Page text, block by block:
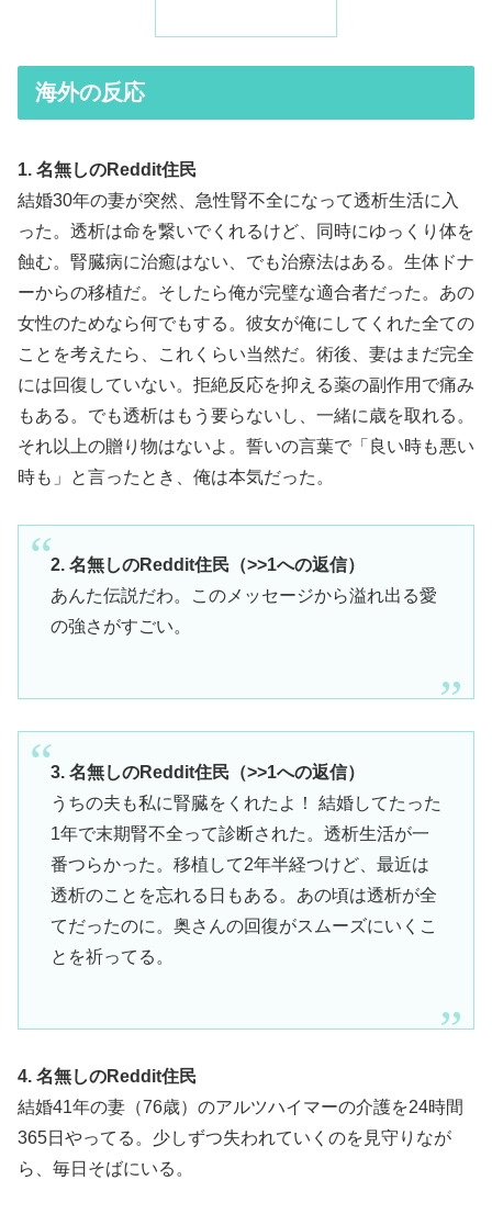
海外の反応
1. 名無しのReddit住民
結婚30年の妻が突然、急性腎不全になって透析生活に入
った。透析は命を繋いでくれるけど、同時にゆっくり体を
蝕む。腎臓病に治癒はない、でも治療法はある。生体ドナ
ーからの移植だ。そしたら俺が完璧な適合者だった。あの
女性のためなら何でもする。彼女が俺にしてくれた全ての
ことを考えたら、これくらい当然だ。術後、妻はまだ完全
には回復していない。拒絶反応を抑える薬の副作用で痛み
もある。でも透析はもう要らないし、一緒に歳を取れる。
それ以上の贈り物はないよ。誓いの言葉で「良い時も悪い
時も」と言ったとき、俺は本気だった。
2. 名無しのReddit住民（>>1への返信）
あんた伝説だわ。このメッセージから溢れ出る愛
の強さがすごい。
3. 名無しのReddit住民（>>1への返信）
うちの夫も私に腎臓をくれたよ！ 結婚してたった
1年で末期腎不全って診断された。透析生活が一
番つらかった。移植して2年半経つけど、最近は
透析のことを忘れる日もある。あの頃は透析が全
てだったのに。奥さんの回復がスムーズにいくこ
とを祈ってる。
4. 名無しのReddit住民
結婚41年の妻（76歳）のアルツハイマーの介護を24時間
365日やってる。少しずつ失われていくのを見守りなが
ら、毎日そばにいる。